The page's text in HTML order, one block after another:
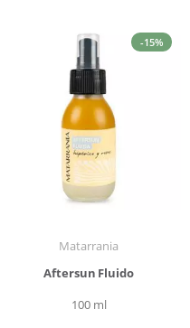
-15%
Matarrania
Aftersun Fluido
100 ml